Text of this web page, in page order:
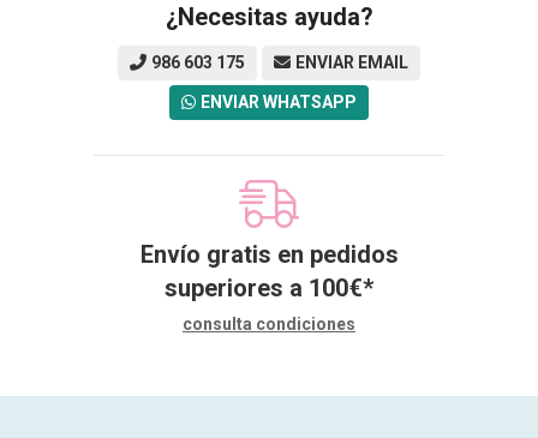
¿Necesitas ayuda?
986 603 175 ENVIAR EMAIL
ENVIAR WHATSAPP
Envío gratis en pedidos
superiores a 100€*
consulta condiciones